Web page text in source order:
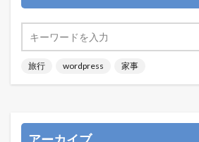
旅行 wordpress 家事